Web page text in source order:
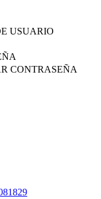
USUARIO
CONTRASEÑA